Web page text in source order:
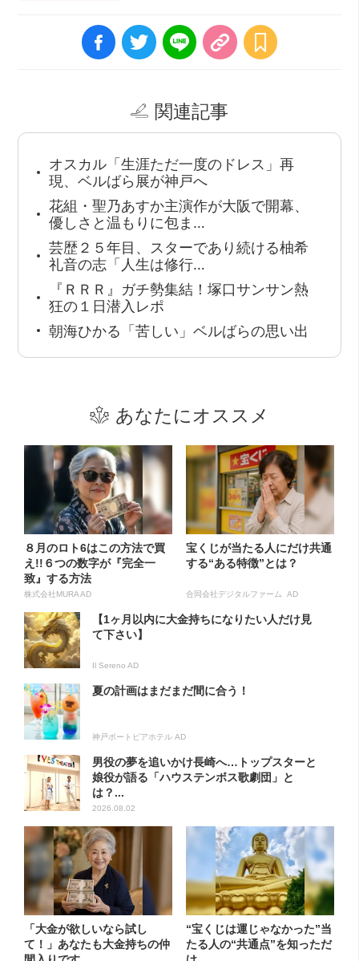
関連記事
オスカル「生涯ただ一度のドレス」再
現、ベルばら展が神戸へ
花組・聖乃あすか主演作が大阪で開幕、
優しさと温もりに包ま…
芸歴２５年目、スターであり続ける柚希
礼音の志「人生は修行…
『ＲＲＲ』ガチ勢集結！塚口サンサン熱
狂の１日潜入レポ
朝海ひかる「苦しい」ベルばらの思い出
あなたにオススメ
８月のロト6はこの方法で買
え!!６つの数字が『完全一
致』する方法
株式会社MURA AD
宝くじが当たる人にだけ共通
する“ある特徴”とは？
合同会社デジタルファーム AD
【1ヶ月以内に大金持ちになりたい人だけ見
て下さい】
Il Sereno AD
夏の計画はまだまだ間に合う！
神戸ポートピアホテル AD
男役の夢を追いかけ長崎へ…トップスターと
娘役が語る「ハウステンボス歌劇団」と
は？...
2026.08.02
「大金が欲しいなら試し
て！」あなたも大金持ちの仲
“宝くじは運じゃなかった”当
たる人の“共通点”を知っただ